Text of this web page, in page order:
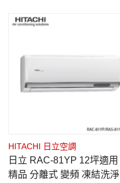
HITACHI 日立空調
日立 RAC-81YP 12坪適用
精品 分離式 變頻 凍結洗淨